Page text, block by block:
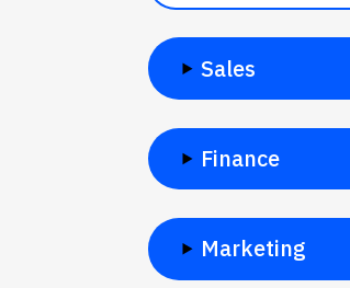
Sales
Finance
Marketing